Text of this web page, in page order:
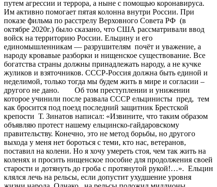
путем агрессии и террора, а ныне с помощью коронавируса.
Им активно помогает пятая колонна внутри России. При
показе фильма по расстрелу Верховного Совета РФ (в
октябре 2020г.) было сказано, что США рассматривали ввод
войск на территорию России. Ельцину и его
единомышленникам — разрушителям почёт и уважение, а
народу кровавые разборки и нищенское существование. Все
богатства страны должны принадлежать народу, а не кучке
жуликов и взяточников. СССР-Россия должна быть единой и
неделимой, только тогда мы будем жить в мире и согласии –
другого не дано. Об том преступлении и унижении
которое учинили после развала СССР ельцинисты пред, тем
как бросится под поезд последний защитник Брестской
крепости Т. Зинатов написал: «Извините, что таким образом
объявляю протест нашему ельцинско-гайдаровскому
правительству. Конечно, это не метод борьбы, но другого
выхода у меня нет бороться с теми, кто нас, ветеранов,
поставил на колени. Но я хочу умереть стоя, чем так жить на
коленях и просить нищенское пособие для продолжения своей
старости и дотянуть до гроба с протянутой рукой!…». Ельцин
клялся лечь на рельсы, если допустит ухудшение уровня